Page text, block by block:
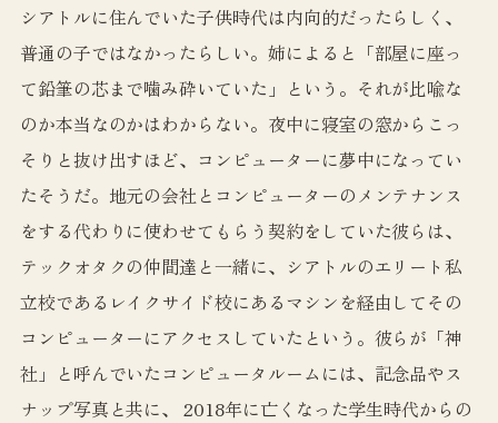
シアトルに住んでいた子供時代は内向的だったらしく、
普通の子ではなかったらしい。姉によると「部屋に座っ
て鉛筆の芯まで噛み砕いていた」という。それが比喩な
のか本当なのかはわからない。夜中に寝室の窓からこっ
そりと抜け出すほど、コンピューターに夢中になってい
たそうだ。地元の会社とコンピューターのメンテナンス
をする代わりに使わせてもらう契約をしていた彼らは、
テックオタクの仲間達と一緒に、シアトルのエリート私
立校であるレイクサイド校にあるマシンを経由してその
コンピューターにアクセスしていたという。彼らが「神
社」と呼んでいたコンピュータルームには、記念品やス
ナップ写真と共に、 2018年に亡くなった学生時代からの